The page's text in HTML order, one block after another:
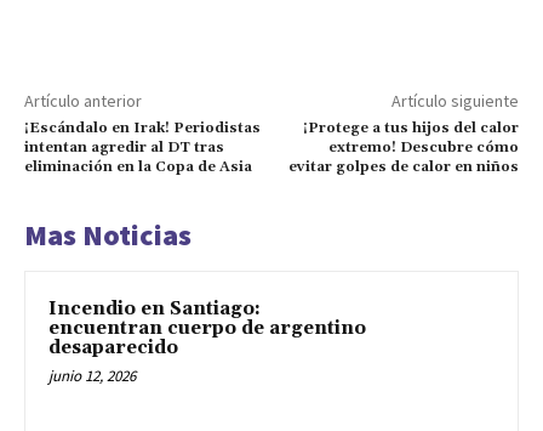
Artículo anterior
¡Escándalo en Irak! Periodistas
intentan agredir al DT tras
eliminación en la Copa de Asia
Artículo siguiente
¡Protege a tus hijos del calor
extremo! Descubre cómo
evitar golpes de calor en niños
Mas Noticias
Incendio en Santiago:
encuentran cuerpo de argentino
desaparecido
junio 12, 2026